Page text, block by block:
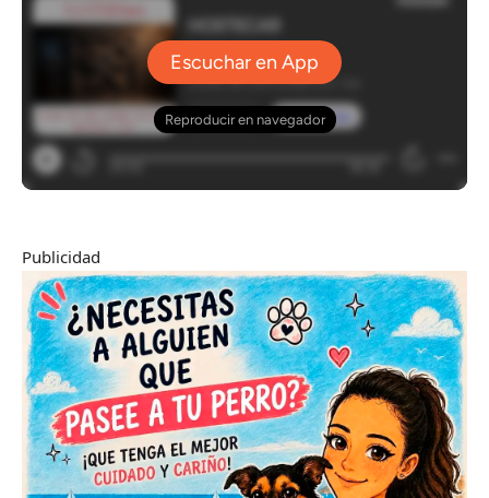
Publicidad